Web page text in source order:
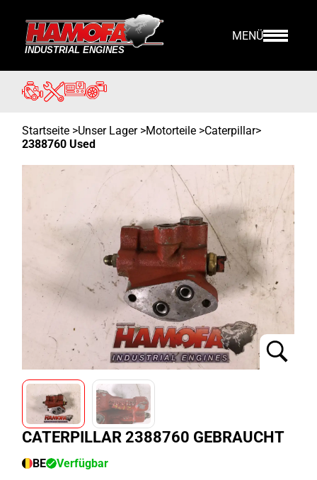
MENÜ
Startseite >Unser Lager>Motorteile >Caterpillar>
2388760 Used
CATERPILLAR 2388760 GEBRAUCHT
BE
Verfügbar